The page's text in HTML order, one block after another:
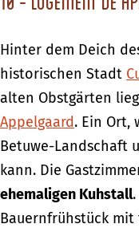
Hinter dem Deich
historischen Stadt
alten Obstgärten
Appelgaard. Ein Ort,
Betuwe-Landschaft
kann. Die
ehemaligen Kuhstall
Bauernfrühstück mit